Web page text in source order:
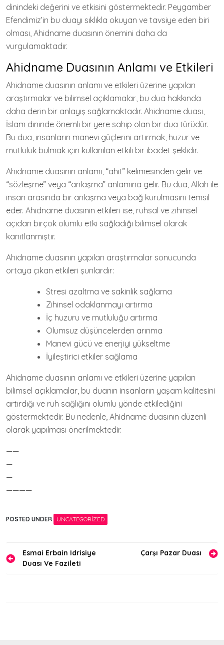
dinindeki değerini ve etkisini göstermektedir. Peygamber
Efendimiz’in bu duayı sıklıkla okuyan ve tavsiye eden biri
olması, Ahidname duasının önemini daha da
vurgulamaktadır.
Ahidname Duasının Anlamı ve Etkileri
Ahidname duasının anlamı ve etkileri üzerine yapılan
araştırmalar ve bilimsel açıklamalar, bu dua hakkında
daha derin bir anlayış sağlamaktadır. Ahidname duası,
İslam dininde önemli bir yere sahip olan bir dua türüdür.
Bu dua, insanların manevi güçlerini artırmak, huzur ve
mutluluk bulmak için kullanılan etkili bir ibadet şeklidir.
Ahidname duasının anlamı, “ahit” kelimesinden gelir ve
“sözleşme” veya “anlaşma” anlamına gelir. Bu dua, Allah ile
insan arasında bir anlaşma veya bağ kurulmasını temsil
eder. Ahidname duasının etkileri ise, ruhsal ve zihinsel
açıdan birçok olumlu etki sağladığı bilimsel olarak
kanıtlanmıştır.
Ahidname duasının yapılan araştırmalar sonucunda
ortaya çıkan etkileri şunlardır:
Stresi azaltma ve sakinlik sağlama
Zihinsel odaklanmayı artırma
İç huzuru ve mutluluğu artırma
Olumsuz düşüncelerden arınma
Manevi gücü ve enerjiyi yükseltme
İyileştirici etkiler sağlama
Ahidname duasının anlamı ve etkileri üzerine yapılan
bilimsel açıklamalar, bu duanın insanların yaşam kalitesini
artırdığı ve ruh sağlığını olumlu yönde etkilediğini
göstermektedir. Bu nedenle, Ahidname duasının düzenli
olarak yapılması önerilmektedir.
——
—
—-
————
POSTED UNDER UNCATEGORIZED
Yazı
gezinmesi
Esmai Erbain Idrisiye
Duası Ve Fazileti
Çarşı Pazar Duası